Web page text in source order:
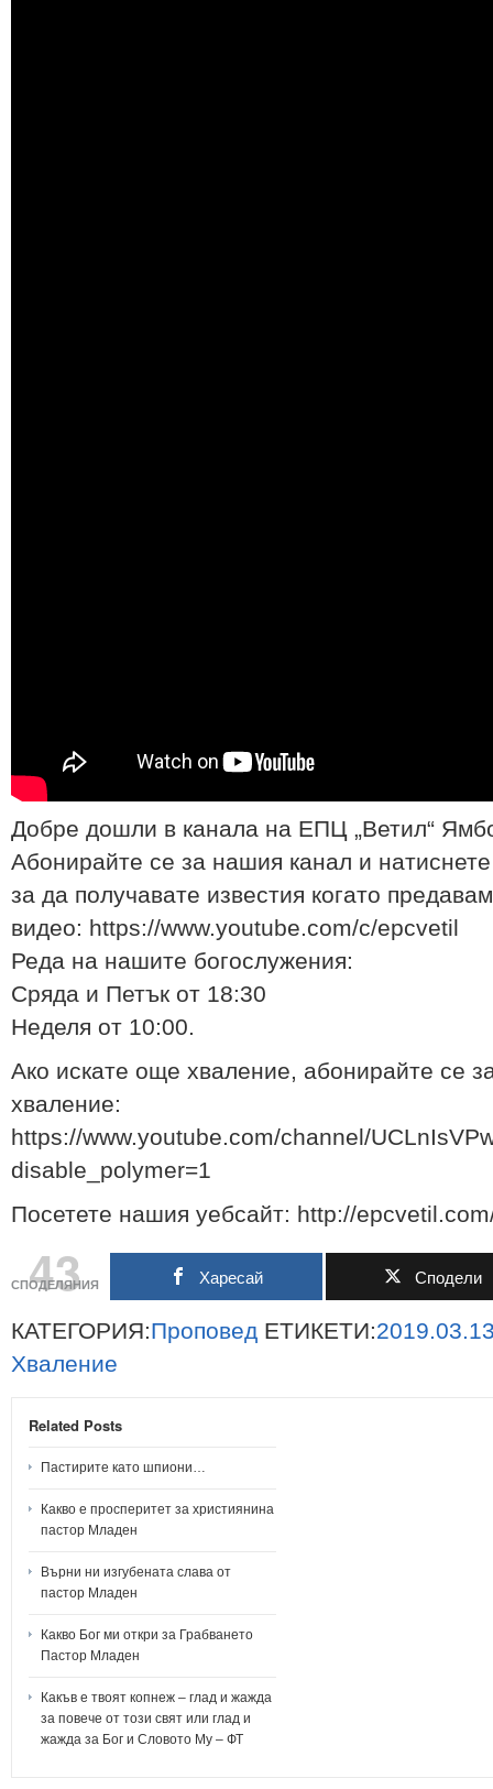
Добре дошли в канала на ЕПЦ „Ветил“
Абонирайте се за нашия канал и
за да получавате известия когато
видео: https://www.youtube.com/c/epcvetil
Реда на нашите богослyжения:
Сряда и Петък от 18:30
Неделя от 10:00.
Ако искате още хваление, абонирайте се
хваление:
https://www.youtube.com/channel/
disable_polymer=1
Посетете нашия уебсайт: http://
43
СПОДЕЛЯНИЯ Харесай Сподели
КАТЕГОРИЯ:Проповед ЕТИКЕТИ:
Хваление
Related Posts
Пастирите като шпиони…
Какво е просперитет за християнина
пастор Младен
Върни ни изгубената слава от
пастор Младен
Какво Бог ми откри за Грабването
Пастор Младен
Какъв е твоят копнеж – глад и жажда
за повече от този свят или глад и
жажда за Бог и Словото Му – ФТ